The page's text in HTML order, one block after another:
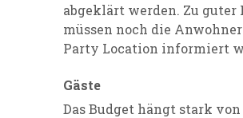
abgeklärt werden. Zu guter
müssen noch die
Party Location informiert
Gäste
Das Budget hängt stark